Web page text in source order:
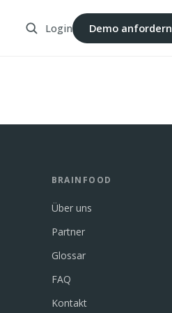
Login Demo anfordern
BRAINFOOD
Über uns
Partner
Glossar
FAQ
Kontakt